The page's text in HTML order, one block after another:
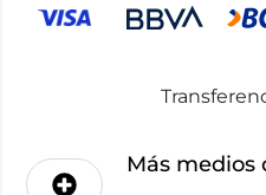
Más medios